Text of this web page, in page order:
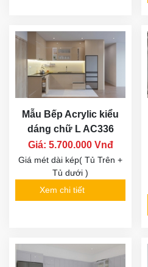
Mẫu Bếp Acrylic kiểu
dáng chữ L AC336
Giá: 5.700.000 Vnđ
Giá mét dài kép( Tủ Trên +
Tủ dưới )
Xem chi tiết